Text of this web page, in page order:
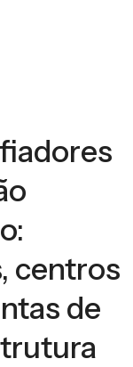
centros
de